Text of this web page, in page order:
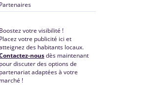
Partenaires
Boostez votre visibilité !
Placez votre publicité ici et
des habitants locaux.
nousdès maintenant
pour discuter des options de
partenariat adaptées à votre
marché !